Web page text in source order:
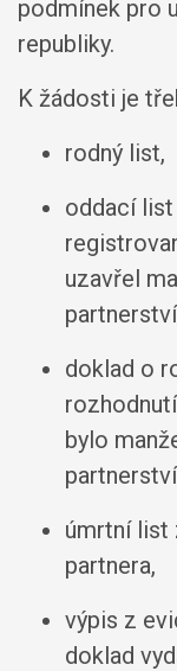
podmínek pro
republiky.
K žádosti je
rodný list,
oddací
uzavřel
doklad o
bylo
úmrtní list
partnera,
výpis z
doklad